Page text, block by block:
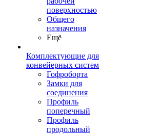
поверхностью
Общего
назначения
Ещё
Комплектующие для
конвейерных систем
Гофроборта
Замки для
соединения
Профиль
поперечный
Профиль
продольный